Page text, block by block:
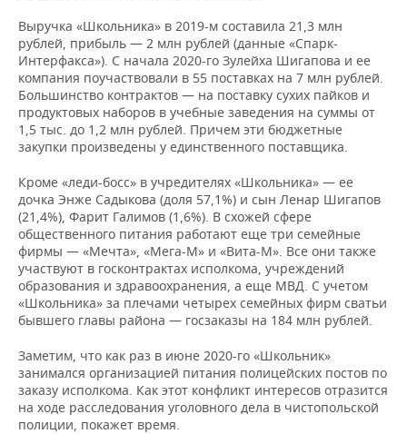
Выручка «Школьника» в 2019-м составила 21,3 млн
рублей, прибыль — 2 млн рублей (данные «Спарк-
Интерфакса»). С начала 2020-го Зулейха Шигапова и ее
компания поучаствовали в 55 поставках на 7 млн рублей.
Большинство контрактов — на поставку сухих пайков и
продуктовых наборов в учебные заведения на суммы от
1,5 тыс. до 1,2 млн рублей. Причем эти бюджетные
закупки произведены у единственного поставщика.
Кроме «леди-босс» в учредителях «Школьника» — ее
дочка Энже Садыкова (доля 57,1%) и сын Ленар Шигапов
(21,4%), Фарит Галимов (1,6%). В схожей сфере
общественного питания работают еще три семейные
фирмы — «Мечта», «Мега-М» и «Вита-М». Все они также
участвуют в госконтрактах исполкома, учреждений
образования и здравоохранения, а еще МВД. С учетом
«Школьника» за плечами четырех семейных фирм сватьи
бывшего главы района — госзаказы на 184 млн рублей.
Заметим, что как раз в июне 2020-го «Школьник»
занимался организацией питания полицейских постов по
заказу исполкома. Как этот конфликт интересов отразится
на ходе расследования уголовного дела в чистопольской
полиции, покажет время.